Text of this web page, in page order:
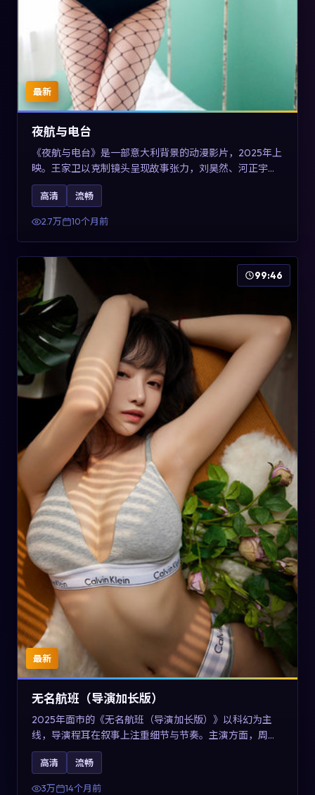
最新
夜航与电台
《夜航与电台》是一部意大利背景的动漫影片，2025年上
映。王家卫以克制镜头呈现故事张力，刘昊然、河正宇与
王景春的对手戏可圈可点。剧情层面以多线叙事拼贴都市
边缘人的选择与救赎，对关注导演风格与演员阵容的观众
具有检索与收藏价值。
高清 流畅
2.7万 10个月前
最新
99:46
无名航班（导演加长版）
2025年面市的《无名航班（导演加长版）》以科幻为主
线，导演程耳在叙事上注重细节与节奏。主演方面，周冬
雨、凯特·布兰切特与巩俐的表演为角色增添层次。故事以
女性视角重写传统类型片的叙事惯性，可作为美国影视爱
好者的高清观影选择。
高清 流畅
3万 14个月前